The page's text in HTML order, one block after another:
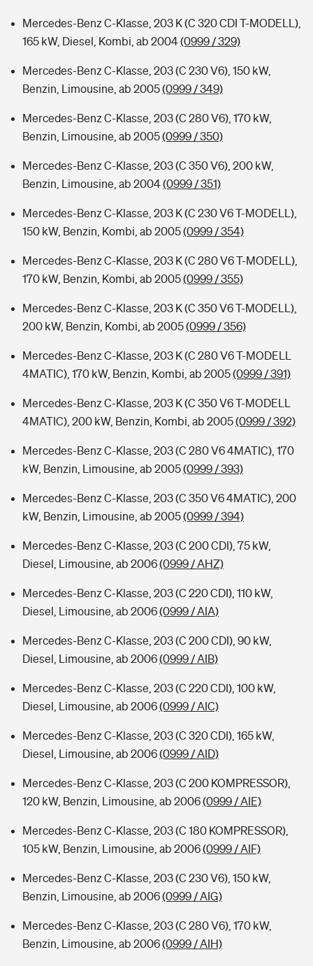
Mercedes-Benz C-Klasse, 203 K (C 320 CDI T-MODELL),
165 kW, Diesel, Kombi, ab 2004(0999 / 329)
Mercedes-Benz C-Klasse, 203 (C 230 V6), 150 kW,
Benzin, Limousine, ab 2005(0999 / 349)
Mercedes-Benz C-Klasse, 203 (C 280 V6), 170 kW,
Benzin, Limousine, ab 2005(0999 / 350)
Mercedes-Benz C-Klasse, 203 (C 350 V6), 200 kW,
Benzin, Limousine, ab 2004(0999 / 351)
Mercedes-Benz C-Klasse, 203 K (C 230 V6 T-MODELL),
150 kW, Benzin, Kombi, ab 2005(0999 / 354)
Mercedes-Benz C-Klasse, 203 K (C 280 V6 T-MODELL),
170 kW, Benzin, Kombi, ab 2005(0999 / 355)
Mercedes-Benz C-Klasse, 203 K (C 350 V6 T-MODELL),
200 kW, Benzin, Kombi, ab 2005(0999 / 356)
Mercedes-Benz C-Klasse, 203 K (C 280 V6 T-MODELL
4MATIC), 170 kW, Benzin, Kombi, ab 2005(0999 / 391)
Mercedes-Benz C-Klasse, 203 K (C 350 V6 T-MODELL
4MATIC), 200 kW, Benzin, Kombi, ab 2005(0999 / 392)
Mercedes-Benz C-Klasse, 203 (C 280 V6 4MATIC), 170
kW, Benzin, Limousine, ab 2005(0999 / 393)
Mercedes-Benz C-Klasse, 203 (C 350 V6 4MATIC), 200
kW, Benzin, Limousine, ab 2005(0999 / 394)
Mercedes-Benz C-Klasse, 203 (C 200 CDI), 75 kW,
Diesel, Limousine, ab 2006(0999 / AHZ)
Mercedes-Benz C-Klasse, 203 (C 220 CDI), 110 kW,
Diesel, Limousine, ab 2006(0999 / AIA)
Mercedes-Benz C-Klasse, 203 (C 200 CDI), 90 kW,
Diesel, Limousine, ab 2006(0999 / AIB)
Mercedes-Benz C-Klasse, 203 (C 220 CDI), 100 kW,
Diesel, Limousine, ab 2006(0999 / AIC)
Mercedes-Benz C-Klasse, 203 (C 320 CDI), 165 kW,
Diesel, Limousine, ab 2006(0999 / AID)
Mercedes-Benz C-Klasse, 203 (C 200 KOMPRESSOR),
120 kW, Benzin, Limousine, ab 2006(0999 / AIE)
Mercedes-Benz C-Klasse, 203 (C 180 KOMPRESSOR),
105 kW, Benzin, Limousine, ab 2006(0999 / AIF)
Mercedes-Benz C-Klasse, 203 (C 230 V6), 150 kW,
Benzin, Limousine, ab 2006(0999 / AIG)
Mercedes-Benz C-Klasse, 203 (C 280 V6), 170 kW,
Benzin, Limousine, ab 2006(0999 / AIH)